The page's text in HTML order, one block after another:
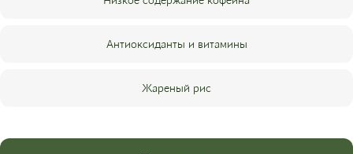
Антиоксиданты и витамины
Жареный рис